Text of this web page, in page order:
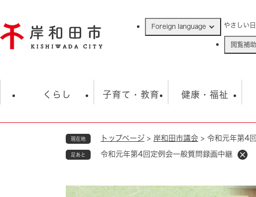
ジ
の
Foreign language やさしい
閲覧補助
くらし
住民票・戸籍
ごみ・衛生・動物 救急・消防
子育て・教育
学校 子育て
健康・福祉
福祉・健康・生
観光 市
市
現在地 トップページ > 岸和田市議会 > 令和元年第4
足あと 令和元年第4回定例会一般質問録画中継